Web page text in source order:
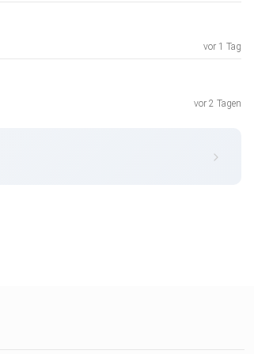
vor 1 Tag
vor 2 Tagen